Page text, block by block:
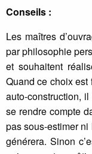
Conseils :
Les maîtres
par philosophie
et souhaitent
Quand ce choix
auto-construction,
se rendre compte
pas sous-estimer ni
générera. Sinon